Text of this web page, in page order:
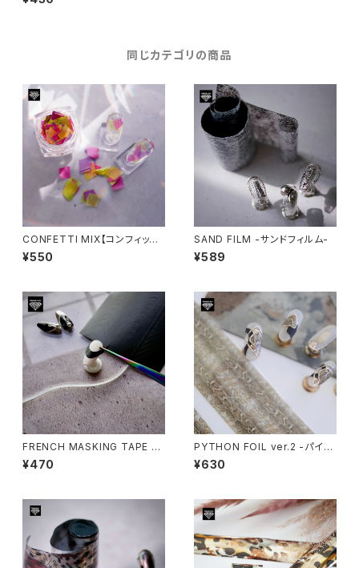
同じカテゴリの商品
CONFETTI MIX【コンフィッテ
ィーミックス】
¥550
SAND FILM -サンドフィルム-
¥589
FRENCH MASKING TAPE -
フレンチマスキングテープ-
¥470
PYTHON FOIL ver.2 -パイソ
ンホイルver.2-
¥630